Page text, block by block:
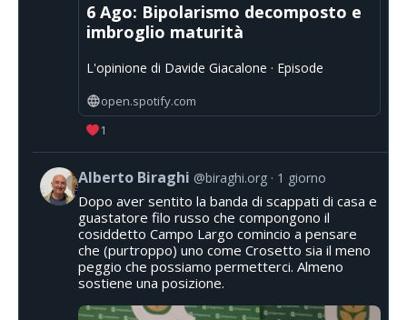
6 Ago: Bipolarismo decomposto e
imbroglio maturità
L'opinione di Davide Giacalone · Episode
open.spotify.com
1
Alberto Biraghi @biraghi.org 1 giorno
Dopo aver sentito la banda di scappati di casa e
guastatore filo russo che compongono il
cosiddetto Campo Largo comincio a pensare
che (purtroppo) uno come Crosetto sia il meno
peggio che possiamo permetterci. Almeno
sostiene una posizione.